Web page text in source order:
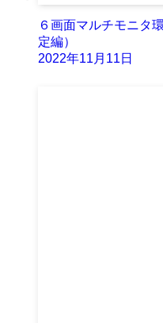
６画面マルチモニタ
定編）
2022年11月11日